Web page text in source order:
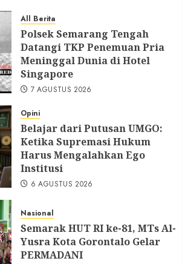
7 AGUSTUS 2026
All Berita
Polsek Semarang Tengah
Datangi TKP Penemuan Pria
Meninggal Dunia di Hotel
Singapore
7 AGUSTUS 2026
Opini
Belajar dari Putusan UMGO:
Ketika Supremasi Hukum
Harus Mengalahkan Ego
Institusi
6 AGUSTUS 2026
Nasional
Semarak HUT RI ke-81, MTs Al-
Yusra Kota Gorontalo Gelar
PERMADANI